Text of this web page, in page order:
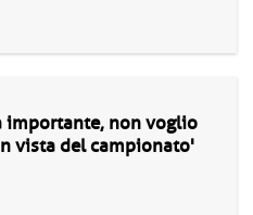
importante, non voglio
vista del campionato'